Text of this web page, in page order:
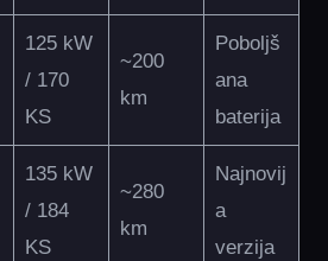
125 kW
/ 170
KS
~200
km
Poboljš
ana
baterija
135 kW
/ 184
KS
~280
km
Najnovij
a
verzija